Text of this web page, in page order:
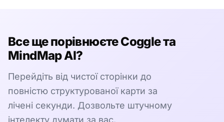
Все ще порівнюєте Coggle та
MindMap AI?
Перейдіть від чистої сторінки до
повністю структурованої карти за
лічені секунди. Дозвольте штучному
інтелекту думати за вас.